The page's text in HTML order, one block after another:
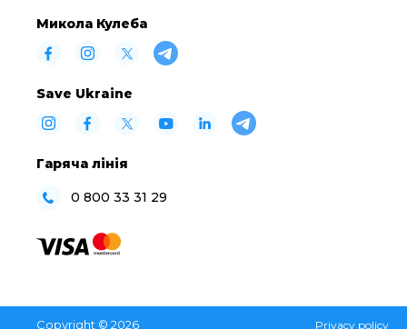
Микола Кулеба
Save Ukraine
Гаряча лінія
0 800 33 31 29
Copyright © 2026 Privacy policy